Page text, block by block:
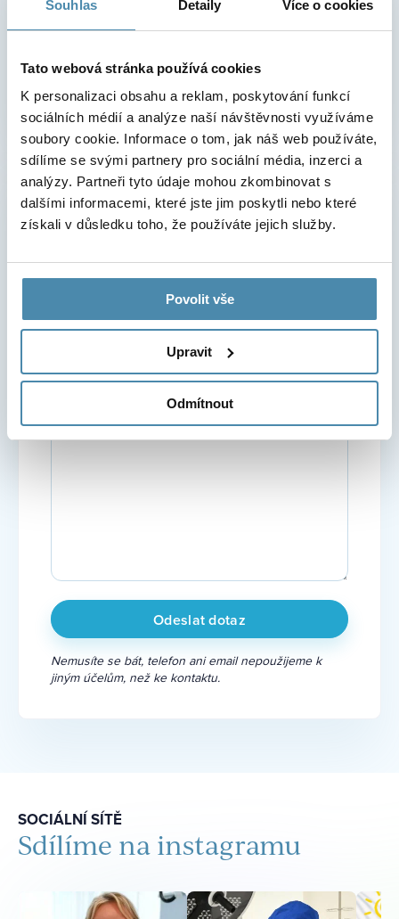
Souhlas Detaily Více o cookies
Tato webová stránka používá cookies
K personalizaci obsahu a reklam, poskytování funkcí
sociálních médií a analýze naší návštěvnosti využíváme
soubory cookie. Informace o tom, jak náš web používáte,
sdílíme se svými partnery pro sociální média, inzerci a
analýzy. Partneři tyto údaje mohou zkombinovat s
dalšími informacemi, které jste jim poskytli nebo které
získali v důsledku toho, že používáte jejich služby.
Povolit vše
Upravit
Odmítnout
online kalendáři!
Online kalendář
Chcete se na cokoli zeptat?
E-mail
S čím Vám můžeme poradit?
Nemusíte se bát, telefon ani email nepoužijeme k
jiným účelům, než ke kontaktu.
SOCIÁLNÍ SÍTĚ
Sdílíme na instagramu